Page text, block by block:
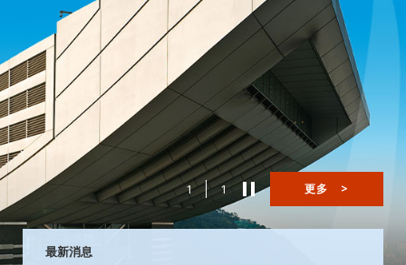
1 1 更多 >
最新消息